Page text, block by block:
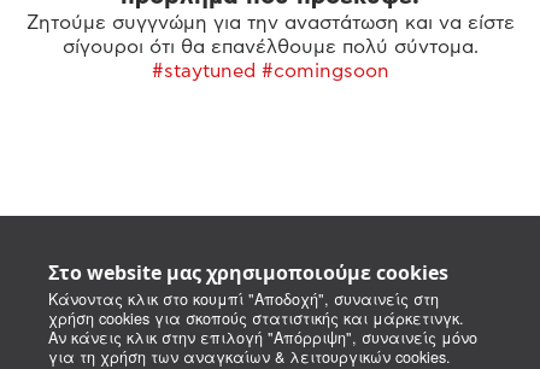
Στο website μας χρησιμοποιούμε cookies
Κάνοντας κλικ στο κουμπί "Αποδοχή", συναινείς στη
χρήση cookies για σκοπούς στατιστικής και μάρκετινγκ.
Αν κάνεις κλικ στην επιλογή "Απόρριψη", συναινείς μόνο
για τη χρήση των αναγκαίων & λειτουργικών cookies.
Ζητούμε συγγνώμη για την αναστάτωση και να είστε
σίγουροι ότι θα επανέλθουμε πολύ σύντομα.
#staytuned #comingsoon